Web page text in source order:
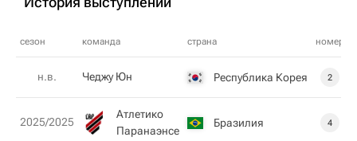
сезон команда страна номер
н.в. Чеджу Юн Республика Корея 2
2025/2025
Атлетико
Паранаэнсе
Бразилия 4